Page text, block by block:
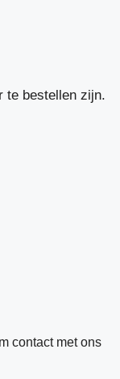
te bestellen zijn.
contact met ons